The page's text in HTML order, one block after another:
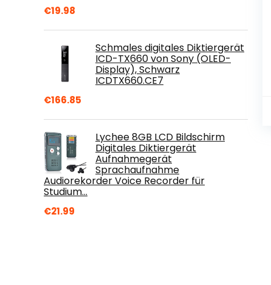
€19.98
Schmales digitales Diktiergerät
ICD-TX660 von Sony (OLED-
Display), Schwarz
ICDTX660.CE7
€166.85
Lychee 8GB LCD Bildschirm
Digitales Diktiergerät
Aufnahmegerät
Sprachaufnahme
Audiorekorder Voice Recorder für
Studium…
€21.99